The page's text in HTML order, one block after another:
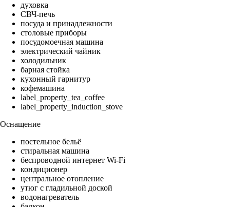
духовка
СВЧ-печь
посуда и принадлежности
столовые приборы
посудомоечная машина
электрический чайник
холодильник
барная стойка
кухонный гарнитур
кофемашина
label_property_tea_coffee
label_property_induction_stove
Оснащение
постельное бельё
стиральная машина
беспроводной интернет Wi-Fi
кондиционер
центральное отопление
утюг с гладильной доской
водонагреватель